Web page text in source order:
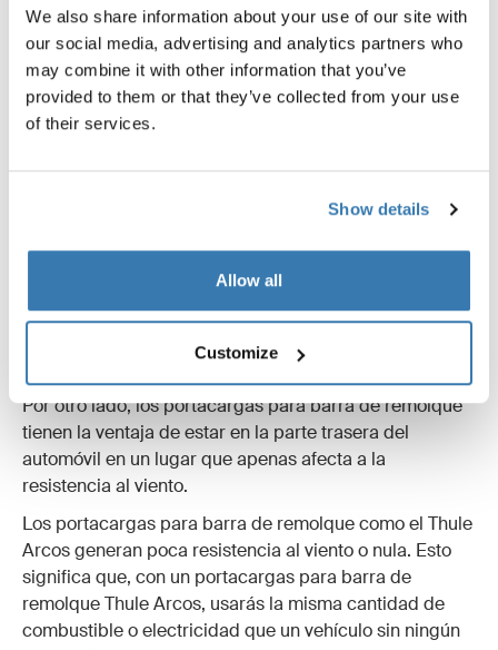
We also share information about your use of our site with
our social media, advertising and analytics partners who
may combine it with other information that you’ve
provided to them or that they’ve collected from your use
of their services.
Show details
Allow all
Customize
Thule Arcos Box L
portaequipaje grande y rígido
para enganche
aerodinámicos como sea posible y Thule diseña
algunos de los baúles más aerodinámicos del mercado.
Son la opción ideal para los vehículos que pueden
Por otro lado, los portacargas para barra de remolque
tienen la ventaja de estar en la parte trasera del
automóvil en un lugar que apenas afecta a la
resistencia al viento.
Los portacargas para barra de remolque como el Thule
Arcos generan poca resistencia al viento o nula. Esto
significa que, con un portacargas para barra de
remolque Thule Arcos, usarás la misma cantidad de
combustible o electricidad que un vehículo sin ningún